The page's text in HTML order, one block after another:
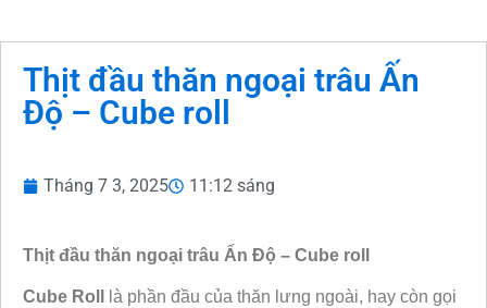
Thịt đầu thăn ngoại trâu Ấn
Độ – Cube roll
Tháng 7 3, 2025 11:12 sáng
Thịt đầu thăn ngoại trâu Ấn Độ – Cube roll
Cube Roll
là phần đầu của thăn lưng ngoài, hay còn gọi